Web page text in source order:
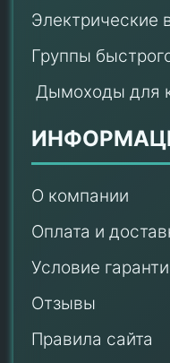
Электрические
Группы
Дымоходы для
О компании
Оплата и
Условие
Отзывы
Правила сайта